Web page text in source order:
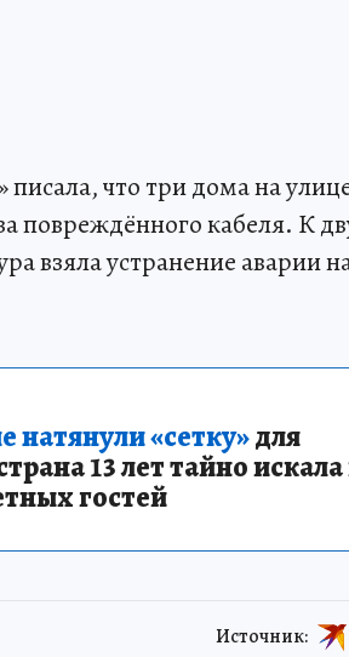
что три дома на
повреждённого кабеля. К
взяла устранение аварии
«сетку»для
13 лет тайно
гостей
Источник: